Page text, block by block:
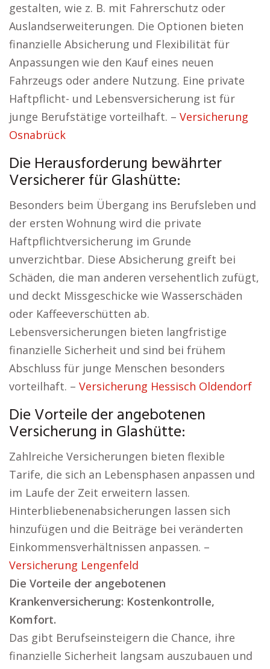
gestalten, wie z. B. mit Fahrerschutz oder
Auslandserweiterungen. Die Optionen bieten
finanzielle Absicherung und Flexibilität für
Anpassungen wie den Kauf eines neuen
Fahrzeugs oder andere Nutzung. Eine private
Haftpflicht- und Lebensversicherung ist für
junge Berufstätige vorteilhaft. – Versicherung
Osnabrück
Die Herausforderung bewährter
Versicherer für Glashütte:
Besonders beim Übergang ins Berufsleben und
der ersten Wohnung wird die private
Haftpflichtversicherung im Grunde
unverzichtbar. Diese Absicherung greift bei
Schäden, die man anderen versehentlich zufügt,
und deckt Missgeschicke wie Wasserschäden
oder Kaffeeverschütten ab.
Lebensversicherungen bieten langfristige
finanzielle Sicherheit und sind bei frühem
Abschluss für junge Menschen besonders
vorteilhaft. – Versicherung Hessisch Oldendorf
Die Vorteile der angebotenen
Versicherung in Glashütte:
Zahlreiche Versicherungen bieten flexible
Tarife, die sich an Lebensphasen anpassen und
im Laufe der Zeit erweitern lassen.
Hinterbliebenenabsicherungen lassen sich
hinzufügen und die Beiträge bei veränderten
Einkommensverhältnissen anpassen. –
Versicherung Lengenfeld
Die Vorteile der angebotenen
Krankenversicherung: Kostenkontrolle,
Komfort.
Das gibt Berufseinsteigern die Chance, ihre
finanzielle Sicherheit langsam auszubauen und